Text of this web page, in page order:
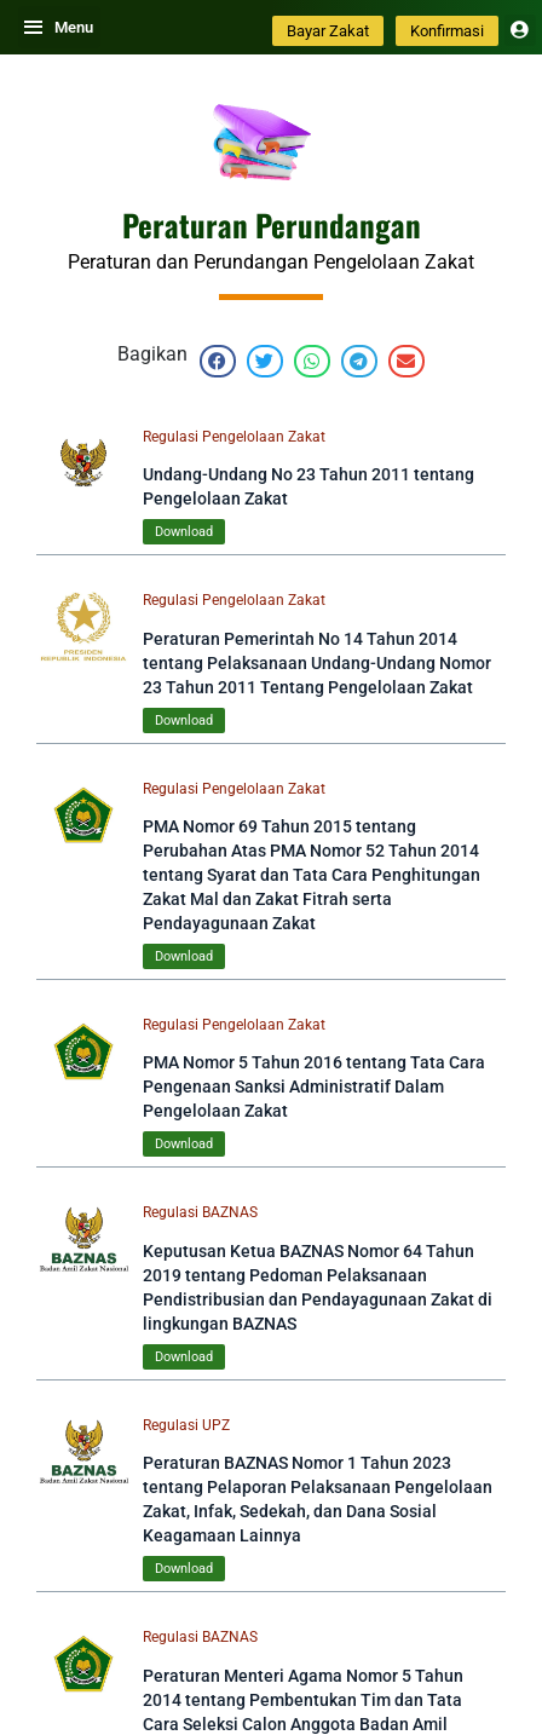
Skip
to
Menu Bayar Zakat Konfirmasi
Peraturan Perundangan
Peraturan dan Perundangan Pengelolaan Zakat
Bagikan
Regulasi Pengelolaan Zakat
Undang-Undang No 23 Tahun 2011 tentang
Pengelolaan Zakat
Download
Regulasi Pengelolaan Zakat
Peraturan Pemerintah No 14 Tahun 2014
tentang Pelaksanaan Undang-Undang Nomor
23 Tahun 2011 Tentang Pengelolaan Zakat
Download
Regulasi Pengelolaan Zakat
PMA Nomor 69 Tahun 2015 tentang
Perubahan Atas PMA Nomor 52 Tahun 2014
tentang Syarat dan Tata Cara Penghitungan
Zakat Mal dan Zakat Fitrah serta
Pendayagunaan Zakat
Download
Regulasi Pengelolaan Zakat
PMA Nomor 5 Tahun 2016 tentang Tata Cara
Pengenaan Sanksi Administratif Dalam
Pengelolaan Zakat
Download
Regulasi BAZNAS
Keputusan Ketua BAZNAS Nomor 64 Tahun
2019 tentang Pedoman Pelaksanaan
Pendistribusian dan Pendayagunaan Zakat di
lingkungan BAZNAS
Download
Regulasi UPZ
Peraturan BAZNAS Nomor 1 Tahun 2023
tentang Pelaporan Pelaksanaan Pengelolaan
Zakat, Infak, Sedekah, dan Dana Sosial
Keagamaan Lainnya
Download
Regulasi BAZNAS
Peraturan Menteri Agama Nomor 5 Tahun
2014 tentang Pembentukan Tim dan Tata
Cara Seleksi Calon Anggota Badan Amil
PagePagePage